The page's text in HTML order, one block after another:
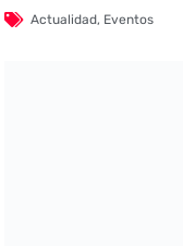
Actualidad, Eventos